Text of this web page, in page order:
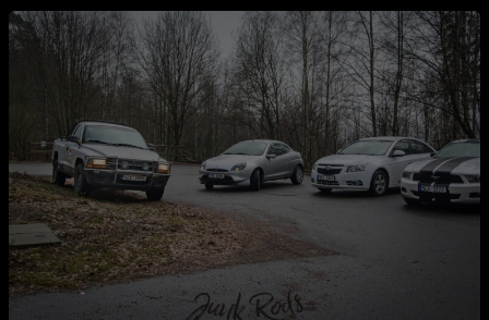
Rok
2024
začal
Rods
úspěšně